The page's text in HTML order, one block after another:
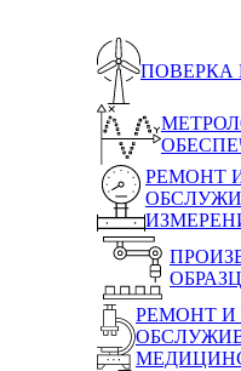
ПОВЕРКА
РЕМОНТ
РЕМОНТ И